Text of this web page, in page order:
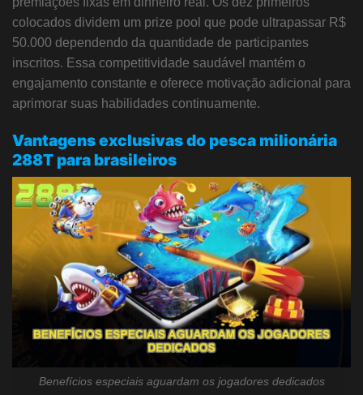
colocados dividem um prize pool que pode ultrapassar R$
50.000 dependendo da quantidade de participantes
inscritos. Essa competitividade saudável mantém o
engajamento constante e oferece motivação adicional para
aprimorar suas habilidades continuamente.
Vantagens exclusivas do pesca milionária
288T para brasileiros
Benefícios especiais aguardam os jogadores dedicados